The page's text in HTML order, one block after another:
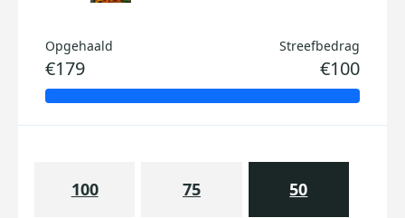
Opgehaald
€179
Streefbedrag
€100
100 75 50